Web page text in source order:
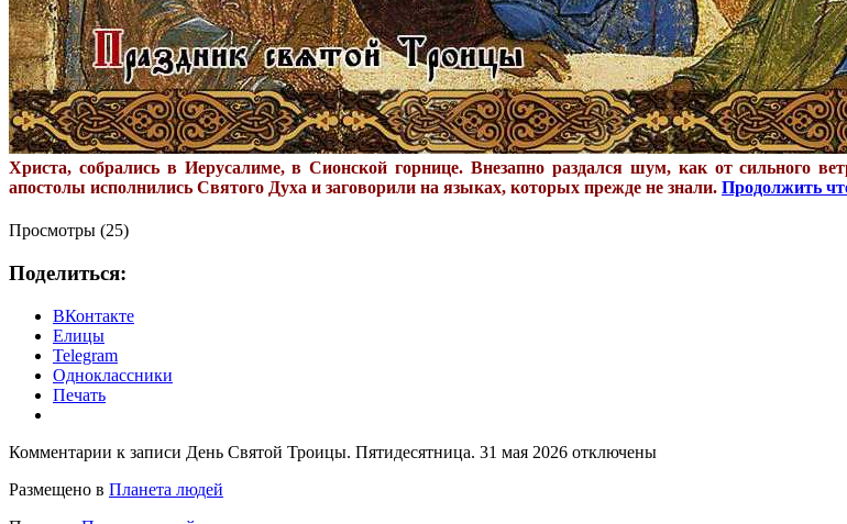
Христа, собрались в Иерусалиме, в Сионской горнице. Внезапно раздался шум, как от
апостолы исполнились Святого Духа и заговорили на языках, которых прежде не знали. Продолжить
Просмотры (25)
Поделиться:
ВКонтакте
Елицы
Telegram
Одноклассники
Печать
Комментарии к записи День Святой Троицы. Пятидесятница. 31 мая 2026 отключены
Размещено в Планета людей